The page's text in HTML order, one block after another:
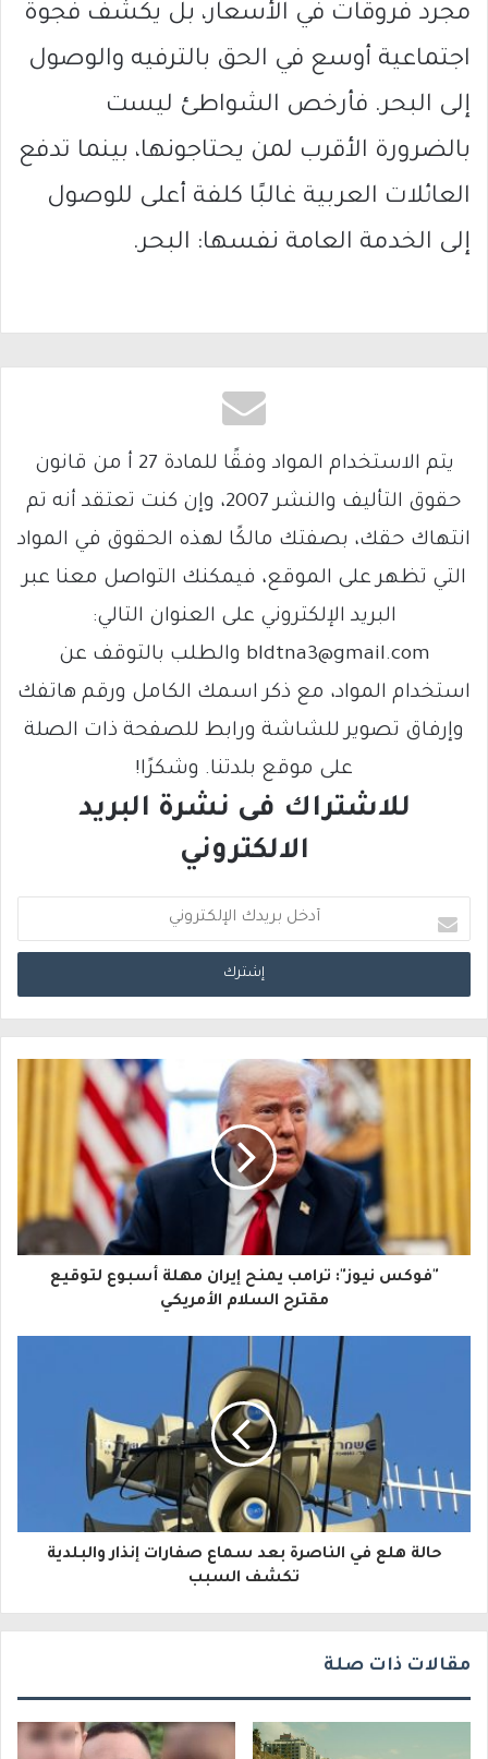
مجرد فروقات في الأسعار، بل يكشف فجوة
اجتماعية أوسع في الحق بالترفيه والوصول
إلى البحر. فأرخص الشواطئ ليست
بالضرورة الأقرب لمن يحتاجونها، بينما تدفع
العائلات العربية غالبًا كلفة أعلى للوصول
إلى الخدمة العامة نفسها: البحر.
يتم الاستخدام المواد وفقًا للمادة 27 أ من قانون
حقوق التأليف والنشر 2007، وإن كنت تعتقد أنه تم
انتهاك حقك، بصفتك مالكًا لهذه الحقوق في المواد
التي تظهر على الموقع، فيمكنك التواصل معنا عبر
البريد الإلكتروني على العنوان التالي:
bldtna3@gmail.com والطلب بالتوقف عن
استخدام المواد، مع ذكر اسمك الكامل ورقم هاتفك
وإرفاق تصوير للشاشة ورابط للصفحة ذات الصلة
على موقع بلدتنا. وشكرًا!
للاشتراك فى نشرة البريد
الالكتروني
د
خ
ا
إ
ر
"فوكس نيوز": ترامب يمنح إيران مهلة أسبوع لتوقيع
مقترح السلام الأمريكي
حالة هلع في الناصرة بعد سماع صفارات إنذار والبلدية
تكشف السبب
مقالات ذات صلة